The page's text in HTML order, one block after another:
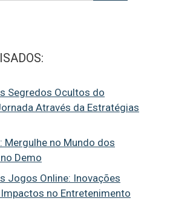
Segredos Ocultos do
Através da Estratégias
Mergulhe no Mundo dos
Demo
Jogos Online: Inovações
no Entretenimento